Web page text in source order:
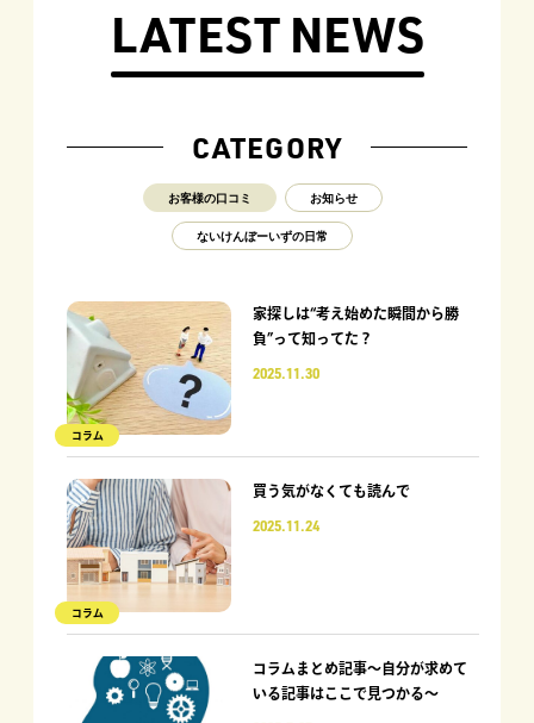
LATEST NEWS
CATEGORY
お客様の口コミ お知らせ
ないけんぼーいずの日常
コラム
家探しは“考え始めた瞬間から勝
負”って知ってた？
2025.11.30
コラム
買う気がなくても読んで
2025.11.24
コラムまとめ記事〜自分が求めて
いる記事はここで見つかる〜